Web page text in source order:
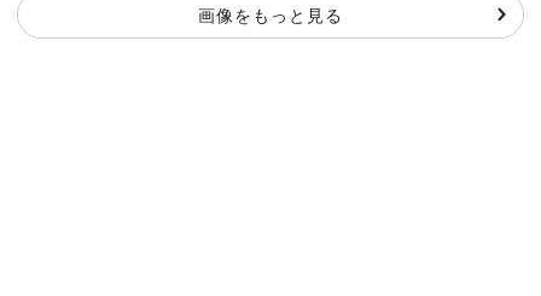
画像をもっと見る